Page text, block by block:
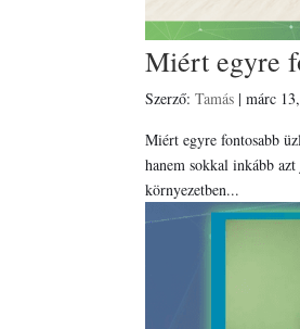
Miért egyre
Szerző:Tamás |márc
Miért egyre fontosabb
hanem sokkal inkább
környezetben...